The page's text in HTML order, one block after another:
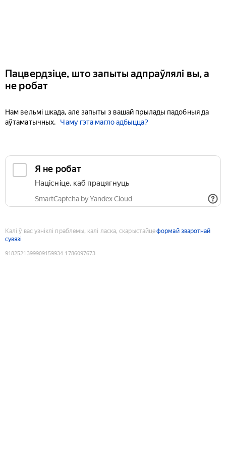
Пацвердзіце, што запыты адпраўлялі вы, а
не робат
Нам вельмі шкада, але запыты з вашай прылады падобныя да
аўтаматычных.
Чаму гэта магло адбыцца?
Я не робат
Націсніце, каб працягнуць
SmartCaptcha by Yandex Cloud
Калі ў вас узніклі праблемы, калі ласка, скарыстайцеформай зваротнай
сувязі
9182521399909159934:1786097673